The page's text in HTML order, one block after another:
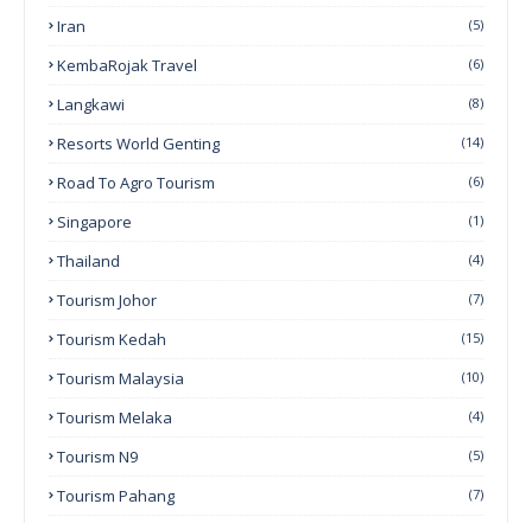
Iran (5)
KembaRojak Travel (6)
Langkawi (8)
Resorts World Genting (14)
Road To Agro Tourism (6)
Singapore (1)
Thailand (4)
Tourism Johor (7)
Tourism Kedah (15)
Tourism Malaysia (10)
Tourism Melaka (4)
Tourism N9 (5)
Tourism Pahang (7)